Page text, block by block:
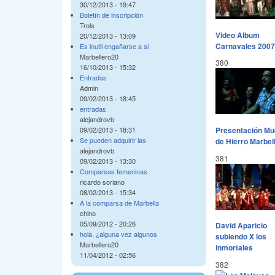
30/12/2013 - 19:47
Boletín de inscripción
Trols
20/12/2013 - 13:09
Es inutil engañarse a si
Marbellero20
16/10/2013 - 15:32
Entradas
Admin
09/02/2013 - 18:45
entradas
alejandrovb
09/02/2013 - 18:31
Se pueden adquirir las
alejandrovb
09/02/2013 - 13:30
Comparsas femeninas
ricardo soriano
08/02/2013 - 15:34
A la comparsa de Marbella
chino
05/09/2012 - 20:26
hola, ¿alguna vez algunos
Marbellero20
11/04/2012 - 02:56
Video Album
Carnavales 2007
380
Presentación
de Hierro
381
David Aparicio
subiendo X los
inmortales
382